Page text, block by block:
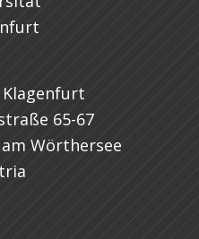
65-67
Wörthersee